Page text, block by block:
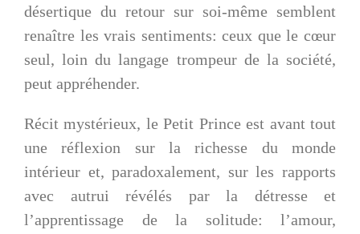
désertique du retour sur soi-même semblent
renaître les vrais sentiments: ceux que le cœur
seul, loin du langage trompeur de la société,
peut appréhender.
Récit mystérieux, le Petit Prince est avant tout
une réflexion sur la richesse du monde
intérieur et, paradoxalement, sur les rapports
avec autrui révélés par la détresse et
l’apprentissage de la solitude: l’amour,